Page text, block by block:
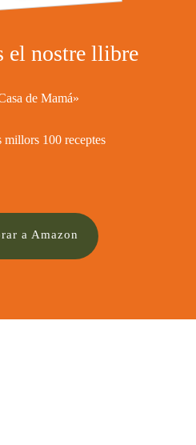
el nostre llibre
de Mamá»
millors 100 receptes
a Amazon